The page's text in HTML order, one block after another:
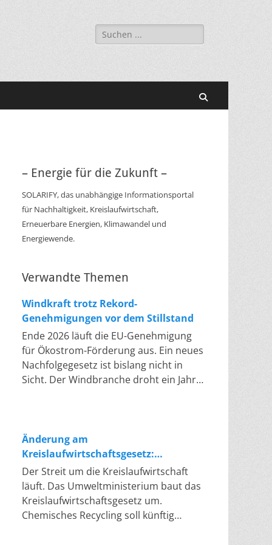
Suchen
nach:
– Energie für die Zukunft –
SOLARIFY, das unabhängige Informationsportal
für Nachhaltigkeit, Kreislaufwirtschaft,
Erneuerbare Energien, Klimawandel und
Energiewende.
Verwandte Themen
Windkraft trotz Rekord-
Genehmigungen vor dem Stillstand
Ende 2026 läuft die EU-Genehmigung
für Ökostrom-Förderung aus. Ein neues
Nachfolgegesetz ist bislang nicht in
Sicht. Der Windbranche droht ein Jahr,
Problem hat die Politik tatsächlich
gelöst, die Verfahren laufen heute
deutlich schneller. Die Halbjahresbilanz
der Branche bestätigt dieses Muster:
So viele Windräder wie nie zuvor
wurden genehmigt, doch im ersten
Halbjahr gingen netto nur rund zwei
Änderung am
Kreislaufwirtschaftsgesetz:
Chemisches Recycling soll Lücke
füllen
Der Streit um die Kreislaufwirtschaft
läuft. Das Umweltministerium baut das
Kreislaufwirtschaftsgesetz um.
Chemisches Recycling soll künftig